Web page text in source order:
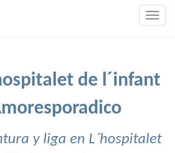
de l´infant
y liga en L´hospitalet